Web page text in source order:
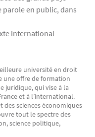
parole en public, dans
international
université en droit
une offre de formation
juridique, qui vise à la
et à l’international.
sciences économiques
tout le spectre des
science politique,